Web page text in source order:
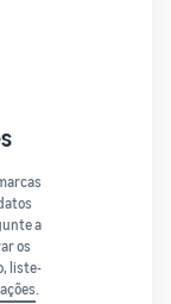
a
os
liste-
.